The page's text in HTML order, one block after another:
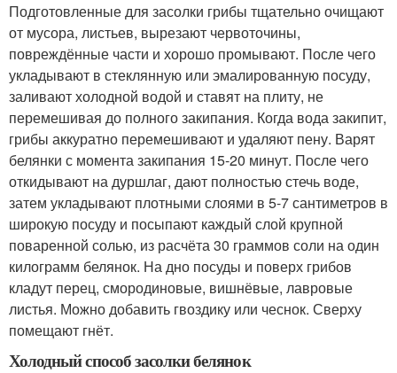
Подготовленные для засолки грибы тщательно очищают
от мусора, листьев, вырезают червоточины,
повреждённые части и хорошо промывают. После чего
укладывают в стеклянную или эмалированную посуду,
заливают холодной водой и ставят на плиту, не
перемешивая до полного закипания. Когда вода закипит,
грибы аккуратно перемешивают и удаляют пену. Варят
белянки с момента закипания 15-20 минут. После чего
откидывают на дуршлаг, дают полностью стечь воде,
затем укладывают плотными слоями в 5-7 сантиметров в
широкую посуду и посыпают каждый слой крупной
поваренной солью, из расчёта 30 граммов соли на один
килограмм белянок. На дно посуды и поверх грибов
кладут перец, смородиновые, вишнёвые, лавровые
листья. Можно добавить гвоздику или чеснок. Сверху
помещают гнёт.
Холодный способ засолки белянок